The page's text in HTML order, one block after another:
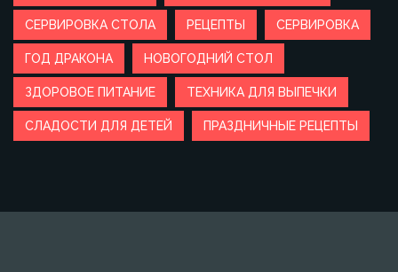
СЕРВИРОВКА СТОЛА РЕЦЕПТЫ СЕРВИРОВКА
ГОД ДРАКОНА НОВОГОДНИЙ СТОЛ
ЗДОРОВОЕ ПИТАНИЕ ТЕХНИКА ДЛЯ ВЫПЕЧКИ
СЛАДОСТИ ДЛЯ ДЕТЕЙ ПРАЗДНИЧНЫЕ РЕЦЕПТЫ